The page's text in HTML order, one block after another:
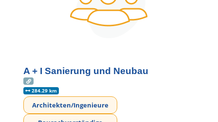
A + I Sanierung und Neubau
284.29 km
Architekten/Ingenieure